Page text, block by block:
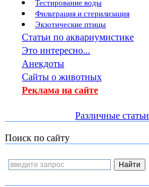
Тестирование воды
Фильтрация и стерилизация
Экзотические птицы
Статьи по аквариумистике
Это интересно...
Анекдоты
Сайты о животных
Реклама на сайте
Различные статьи
Поиск по сайту